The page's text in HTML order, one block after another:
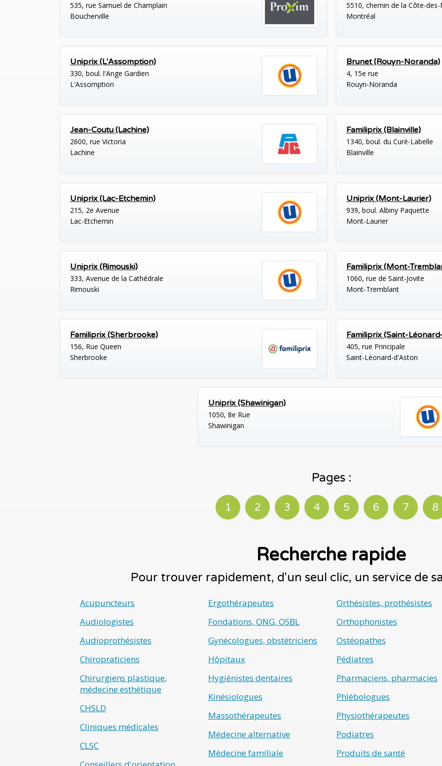
535, rue Samuel de Champlain
Boucherville
5510, chemin de la Côte-des-
Montréal
Uniprix (L'Assomption)
330, boul. l'Ange Gardien
L'Assomption
Brunet (Rouyn-Noranda)
4, 15e rue
Rouyn-Noranda
Jean-Coutu (Lachine)
2600, rue Victoria
Lachine
Familiprix (Blainville)
1340, boul. du Curé-Labelle
Blainville
Uniprix (Lac-Etchemin)
215, 2e Avenue
Lac-Etchemin
Uniprix (Mont-Laurier)
939, boul. Albiny Paquette
Mont-Laurier
Uniprix (Rimouski)
333, Avenue de la Cathédrale
Rimouski
Familiprix (Mont-
1060, rue de Saint-Jovite
Mont-Tremblant
Familiprix (Sherbrooke)
156, Rue Queen
Sherbrooke
Familiprix (Saint-
405, rue Principale
Saint-Léonard-d'Aston
Uniprix (Shawinigan)
1050, 8e Rue
Shawinigan
Pages :
1 2 3 4 5 6 7 8
Recherche rapide
Pour trouver rapidement, d'un seul clic, un service de
Acupuncteurs
Audiologistes
Audioprothésistes
Chiropraticiens
Chirurgiens plastique,
médecine esthétique
CHSLD
Cliniques médicales
CLSC
Ergothérapeutes
Fondations, ONG, OSBL
Gynécologues, obstétriciens
Hôpitaux
Hygiénistes dentaires
Kinésiologues
Massothérapeutes
Médecine alternative
Médecine familiale
Orthésistes, prothésistes
Orthophonistes
Ostéopathes
Pédiatres
Pharmaciens, pharmacies
Phlébologues
Physiothérapeutes
Podiatres
Produits de santé